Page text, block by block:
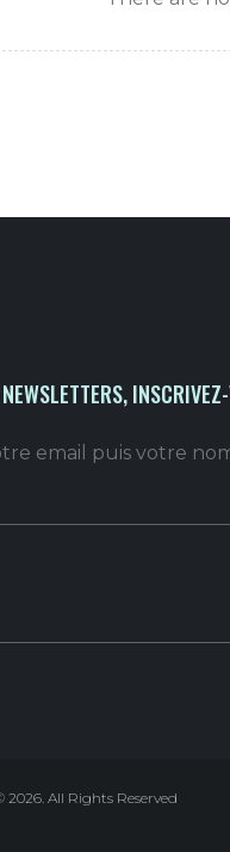
email puis votre
2026. All Rights Reserved